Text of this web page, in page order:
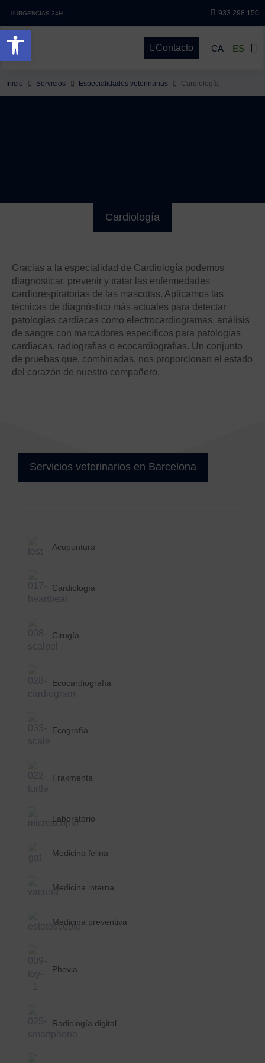
URGENCIAS 24H 933 298 150
Contacto CA ES
Inicio Servicios Especialidades veterinarias Cardiología
Cardiología
Gracias a la especialidad de Cardiología podemos
diagnosticar, prevenir y tratar las enfermedades
cardiorespiratorias de las mascotas. Aplicamos las
técnicas de diagnóstico más actuales para detectar
patologías cardíacas como electrocardiogramas, análisis
de sangre con marcadores específicos para patologías
cardíacas, radiografías o ecocardiografías. Un conjunto
de pruebas que, combinadas, nos proporcionan el estado
del corazón de nuestro compañero.
Servicios veterinarios en Barcelona
Acupuntura
Cardiología
Cirugía
Ecocardiografía
Ecografía
Frakmenta
Laboratorio
Medicina felina
Medicina interna
Medicina preventiva
Phovia
Radiología digital
Abrir barra de herramientas